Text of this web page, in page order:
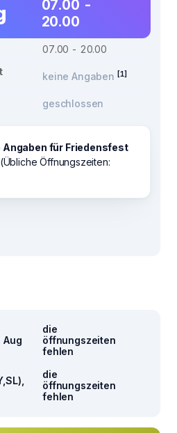
07.00 -
20.00
07.00 - 20.00
keine Angaben [1]
geschlossen
Angaben für Friedensfest
Öffnungszeiten:
Aug
die
öffnungszeiten
fehlen
die
öffnungszeiten
fehlen